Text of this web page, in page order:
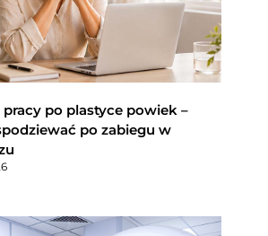
po plastyce powiek –
po zabiegu w